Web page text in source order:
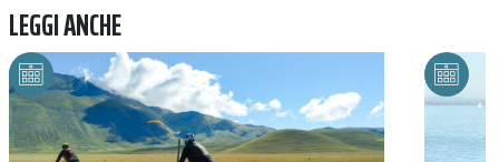
LEGGI ANCHE